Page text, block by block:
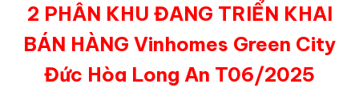
2 PHÂN KHU ĐANG TRIỂN KHAI
BÁN HÀNG Vinhomes Green City
Đức Hòa Long An T06/2025